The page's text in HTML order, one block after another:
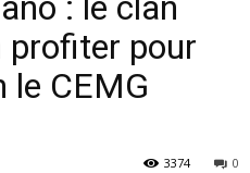
profiter pour
le CEMG
0
3374